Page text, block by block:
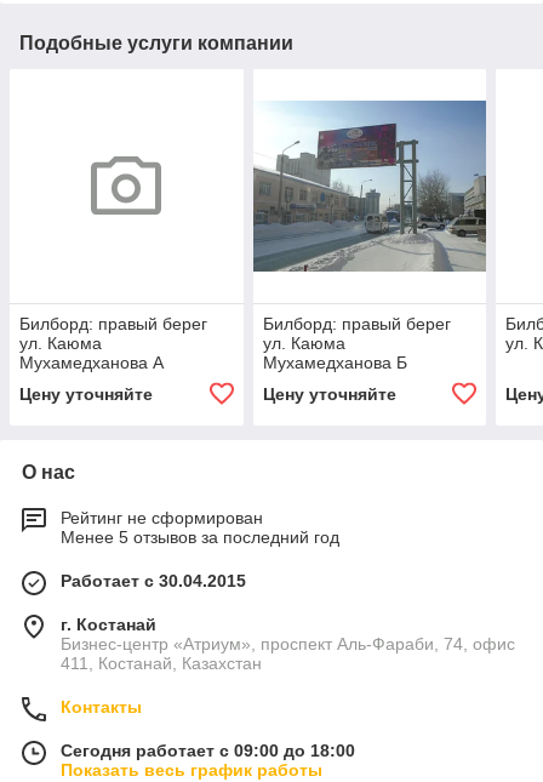
Подобные услуги компании
Билборд: правый берег
ул. Каюма
Мухамедханова А
Цену уточняйте
Билборд: правый берег
ул. Каюма
Мухамедханова Б
Цену уточняйте
ул.
О нас
Рейтинг не сформирован
Менее 5 отзывов за последний год
Работает с 30.04.2015
г. Костанай
Бизнес-центр «Атриум», проспект Аль-Фараби, 74, офис
411, Костанай, Казахстан
Контакты
Сегодня работает с 09:00 до 18:00
Показать весь график работы